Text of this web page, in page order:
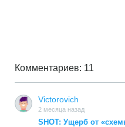
Комментариев: 11
Victorovich
2 месяца назад
SHOT: Ущерб от